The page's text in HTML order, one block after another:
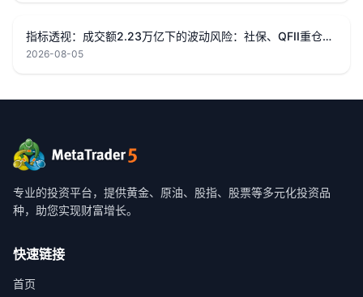
指标透视：成交额2.23万亿下的波动风险：社保、QFII重仓对黄金影响
2026-08-05
专业的投资平台，提供黄金、原油、股指、股票等多元化投资品
种，助您实现财富增长。
快速链接
首页